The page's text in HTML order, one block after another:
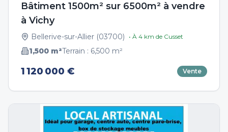
Bâtiment 1500m² sur 6500m² à vendre
à Vichy
Bellerive-sur-Allier (03700) • À 4 km de Cusset
1,500 m²Terrain : 6,500 m²
1 120 000 € Vente